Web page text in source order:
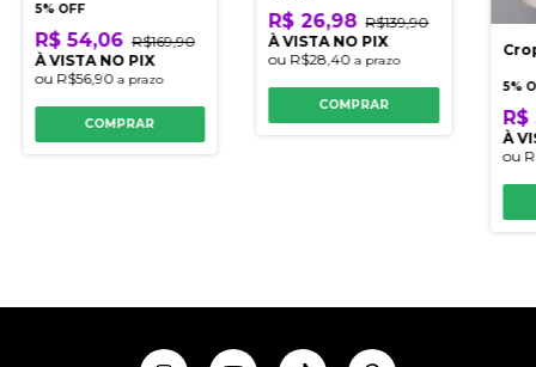
5% OFF
R$ 54,06 R$169,90
À VISTA NO PIX
ou R$56,90 a prazo
COMPRAR
R$ 26,98 R$139,90
À VISTA NO PIX
ou R$28,40a prazo
COMPRAR
5%
À
ou